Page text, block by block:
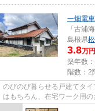
一畑電
「古浦
島根県
3.8万円
築年数
階数：2
のびのび暮らせる戸建てタ
はもちろん、在宅ワーク用
電気温水器を採用しており、...